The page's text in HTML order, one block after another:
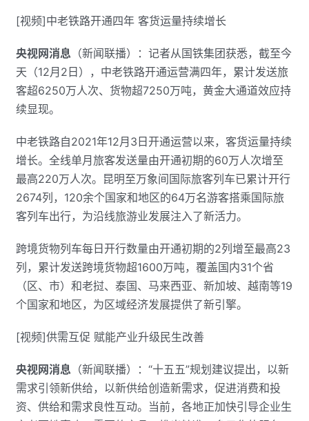
[视频]中老铁路开通四年 客货运量持续增长
央视网消息 （新闻联播）：记者从国铁集团获悉，截至今
天（12月2日），中老铁路开通运营满四年，累计发送旅
客超6250万人次、货物超7250万吨，黄金大通道效应持
续显现。
中老铁路自2021年12月3日开通运营以来，客货运量持续
增长。全线单月旅客发送量由开通初期的60万人次增至
最高220万人次。昆明至万象间国际旅客列车已累计开行
2674列，120余个国家和地区的64万名游客搭乘国际旅
客列车出行，为沿线旅游业发展注入了新活力。
跨境货物列车每日开行数量由开通初期的2列增至最高23
列，累计发送跨境货物超1600万吨，覆盖国内31个省
（区、市）和老挝、泰国、马来西亚、新加坡、越南等19
个国家和地区，为区域经济发展提供了新引擎。
[视频]供需互促 赋能产业升级民生改善
央视网消息 （新闻联播）：“十五五”规划建议提出，以新
需求引领新供给，以新供给创造新需求，促进消费和投
资、供给和需求良性互动。当前，各地正加快引导企业生